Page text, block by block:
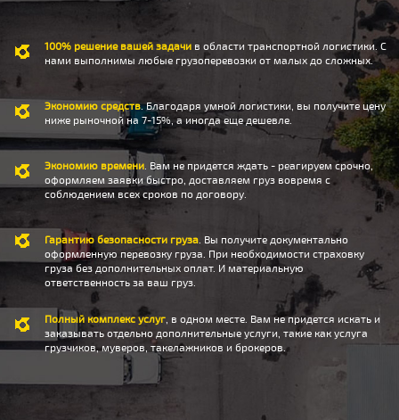
100% решение вашей задачи в области транспортной логистики. С
нами выполнимы любые грузоперевозки от малых до сложных.
Экономию средств. Благодаря умной логистики, вы получите цену
ниже рыночной на 7-15%, а иногда еще дешевле.
Экономию времени . Вам не придется ждать - реагируем срочно,
оформляем заявки быстро, доставляем груз вовремя с
соблюдением всех сроков по договору.
Гарантию безопасности груза . Вы получите документально
оформленную перевозку груза. При необходимости страховку
груза без дополнительных оплат. И материальную
ответственность за ваш груз.
Полный комплекс услуг , в одном месте. Вам не придется искать и
заказывать отдельно дополнительные услуги, такие как услуга
грузчиков, муверов, такелажников и брокеров.